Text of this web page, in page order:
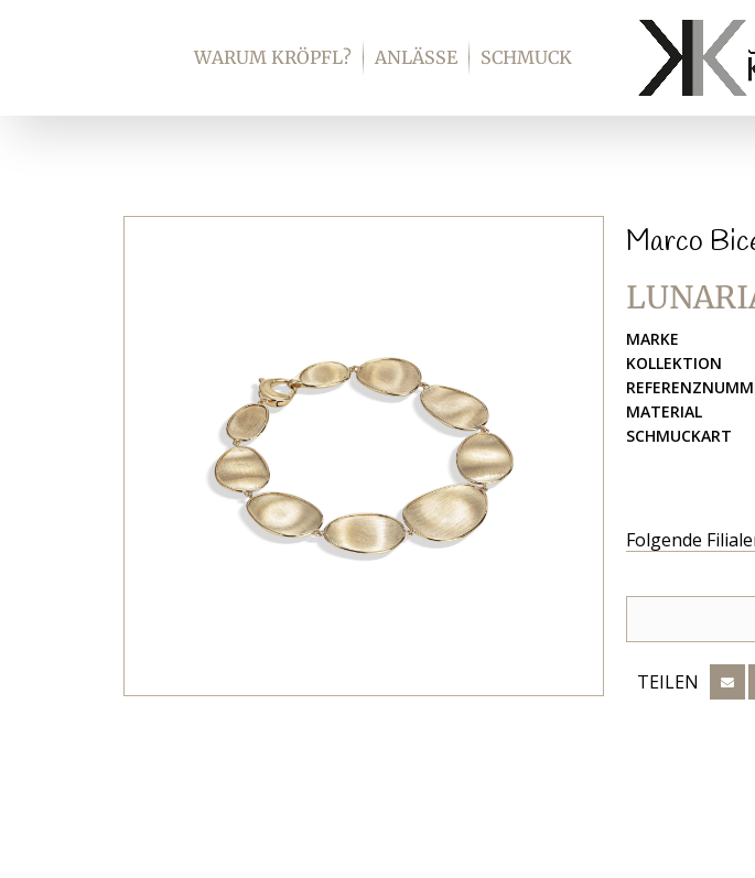
WARUM KRÖPFL? ANLÄSSE SCHMUCK
Marco
MARKE
KOLLEKTION
MATERIAL
SCHMUCKART
Folgende
TEILEN